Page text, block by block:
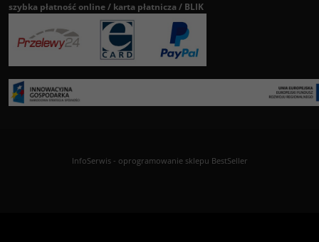
szybka płatność online / karta płatnicza / BLIK
InfoSerwis- oprogramowanie sklepu BestSeller